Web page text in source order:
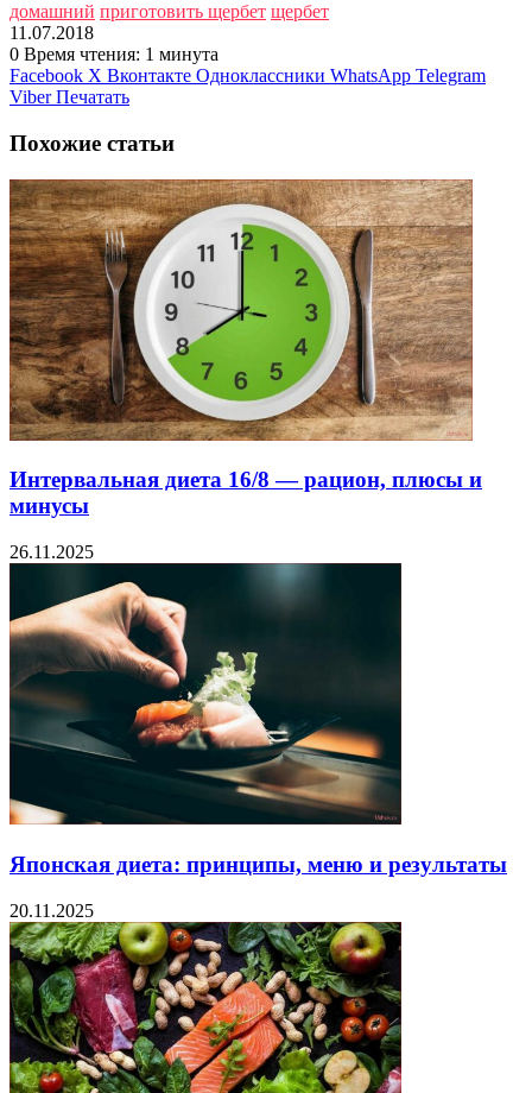
домашний приготовить щербет щербет
11.07.2018
0 Время чтения: 1 минута
Facebook X Вконтакте Одноклассники WhatsApp Telegram
Viber Печатать
Похожие статьи
Интервальная диета 16/8 — рацион, плюсы и
минусы
26.11.2025
Японская диета: принципы, меню и результаты
20.11.2025